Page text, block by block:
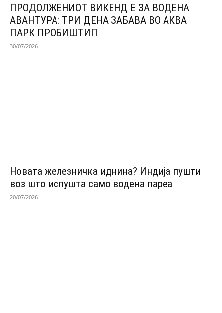
ПРОДОЛЖЕНИОТ ВИКЕНД Е ЗА ВОДЕНА
АВАНТУРА: ТРИ ДЕНА ЗАБАВА ВО АКВА
ПАРК ПРОБИШТИП
30/07/2026
Новата железничка иднина? Индија пушти
воз што испушта само водена пареа
20/07/2026